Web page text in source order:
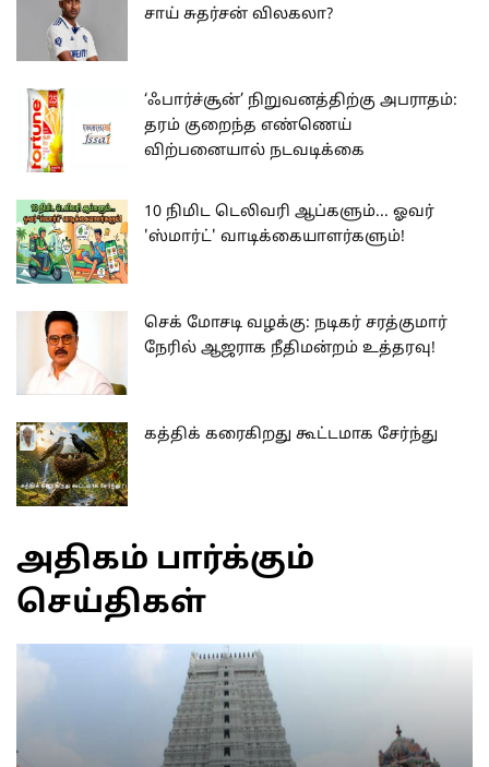
சாய் சுதர்சன் விலகலா?
‘ஃபார்ச்சூன்’ நிறுவனத்திற்கு அபராதம்:
தரம் குறைந்த எண்ணெய்
விற்பனையால் நடவடிக்கை
10 நிமிட டெலிவரி ஆப்களும்... ஓவர்
'ஸ்மார்ட்' வாடிக்கையாளர்களும்!
செக் மோசடி வழக்கு: நடிகர் சரத்குமார்
நேரில் ஆஜராக நீதிமன்றம் உத்தரவு!
கத்திக் கரைகிறது கூட்டமாக சேர்ந்து
அதிகம் பார்க்கும்
செய்திகள்